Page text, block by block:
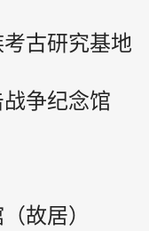
古研究基地
争纪念馆
故居）